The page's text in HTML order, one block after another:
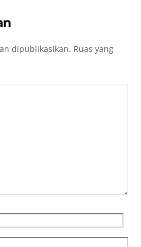
dipublikasikan. Ruas yang